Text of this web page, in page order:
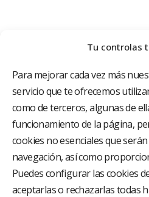
Tu controlas
Para mejorar cada vez más
servicio que te ofrecemos
como de terceros, algunas de
funcionamiento de la página,
cookies no esenciales que
navegación, así como
Puedes configurar las cookies
aceptarlas o rechazarlas todas
El Grupo Hospitalario HLA es
hospitalarios con mayor
con el objetivo de
asistencia sanitaria de alto
está compuesta por 18
multiespecialidad.